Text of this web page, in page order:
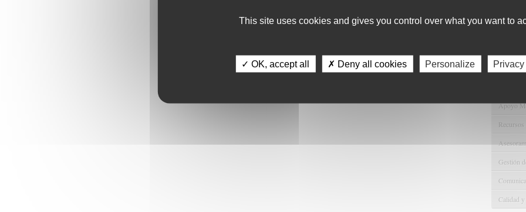
Gestión
Gestión
Apoyo
Gestión
Calidad
This site uses cookies and gives you control over what you want to
✓ OK, accept all ✗ Deny all cookies Personalize